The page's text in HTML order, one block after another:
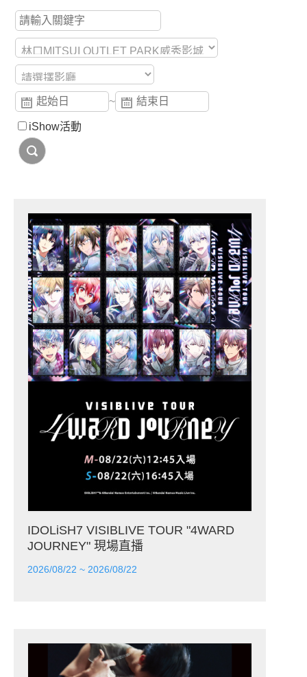
~
iShow活動
IDOLiSH7 VISIBLIVE TOUR "4WARD
JOURNEY" 現場直播
2026/08/22 ~ 2026/08/22